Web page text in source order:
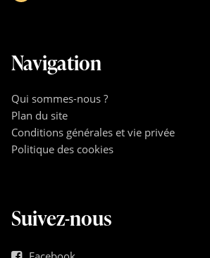
Navigation
Qui sommes-nous ?
Plan du site
Conditions générales et vie privée
Politique des cookies
Suivez-nous